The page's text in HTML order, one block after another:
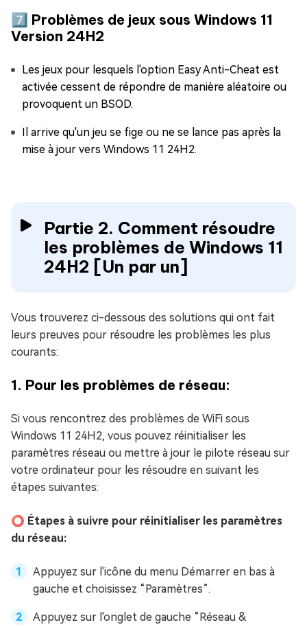
7️⃣ Problèmes de jeux sous Windows 11
Version 24H2
Les jeux pour lesquels l'option Easy Anti-Cheat est
activée cessent de répondre de manière aléatoire ou
provoquent un BSOD.
Il arrive qu'un jeu se fige ou ne se lance pas après la
mise à jour vers Windows 11 24H2.
Partie 2. Comment résoudre
les problèmes de Windows 11
24H2 [Un par un]
Vous trouverez ci-dessous des solutions qui ont fait
leurs preuves pour résoudre les problèmes les plus
courants:
1. Pour les problèmes de réseau:
Si vous rencontrez des problèmes de WiFi sous
Windows 11 24H2, vous pouvez réinitialiser les
paramètres réseau ou mettre à jour le pilote réseau sur
votre ordinateur pour les résoudre en suivant les
étapes suivantes:
⭕ Étapes à suivre pour réinitialiser les paramètres
du réseau:
Appuyez sur l'icône du menu Démarrer en bas à
gauche et choisissez “Paramètres”.
Appuyez sur l'onglet de gauche “Réseau &